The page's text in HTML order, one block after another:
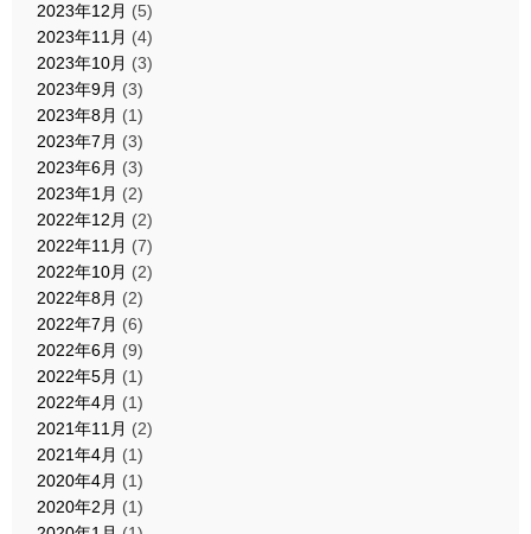
2023年12月 (5)
2023年11月 (4)
2023年10月 (3)
2023年9月 (3)
2023年8月 (1)
2023年7月 (3)
2023年6月 (3)
2023年1月 (2)
2022年12月 (2)
2022年11月 (7)
2022年10月 (2)
2022年8月 (2)
2022年7月 (6)
2022年6月 (9)
2022年5月 (1)
2022年4月 (1)
2021年11月 (2)
2021年4月 (1)
2020年4月 (1)
2020年2月 (1)